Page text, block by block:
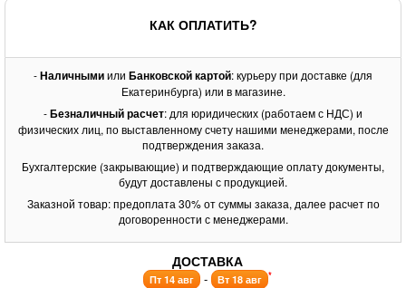
КАК ОПЛАТИТЬ?
-Наличнымиили Банковской картой: курьеру при доставке (для
Екатеринбурга) или в магазине.
-Безналичный расчет: для юридических (работаем с НДС) и
физических лиц, по выставленному счету нашими менеджерами, после
подтверждения заказа.
Бухгалтерские (закрывающие) и подтверждающие оплату документы,
будут доставлены с продукцией.
Заказной товар: предоплата 30% от суммы заказа, далее расчет по
договоренности с менеджерами.
ДОСТАВКА
Пт 14 авг - Вт 18 авг *